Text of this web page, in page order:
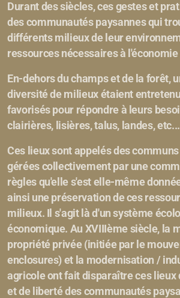
Durant des siècles, ces gestes et
des communautés paysannes qui
différents milieux de leur
ressources nécessaires à
En-dehors du champs et de la forêt,
diversité de milieux étaient
favorisés pour répondre à leurs
clairières, lisières, talus, landes,
Ces lieux sont appelés des
gérées collectivement par une
règles qu'elle s'est elle-même
ainsi une préservation de ces
milieux. Il s'agit là d'un système
économique. Au XVIIIème siècle, la
propriété privée (initiée par le
enclosures) et la modernisation /
agricole ont fait disparaître ces lieux
et de liberté des communautés